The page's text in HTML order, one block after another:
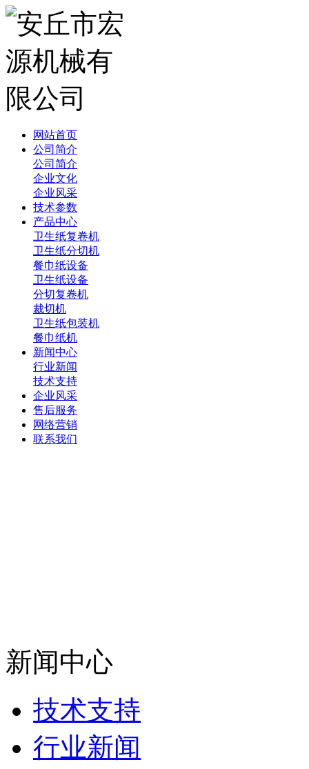
网站首页
公司简介
公司简介
企业文化
企业风采
技术参数
产品中心
卫生纸复卷机
卫生纸分切机
餐巾纸设备
卫生纸设备
分切复卷机
裁切机
卫生纸包装机
餐巾纸机
新闻中心
行业新闻
技术支持
企业风采
售后服务
网络营销
联系我们
新闻中心
技术支持
行业新闻